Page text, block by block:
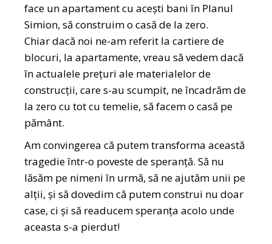
face un apartament cu acești bani în Planul
Simion, să construim o casă de la zero.
Chiar dacă noi ne-am referit la cartiere de
blocuri, la apartamente, vreau să vedem dacă
în actualele prețuri ale materialelor de
construcții, care s-au scumpit, ne încadrăm de
la zero cu tot cu temelie, să facem o casă pe
pământ.
Am convingerea că putem transforma această
tragedie într-o poveste de speranță. Să nu
lăsăm pe nimeni în urmă, să ne ajutăm unii pe
alții, și să dovedim că putem construi nu doar
case, ci și să readucem speranța acolo unde
aceasta s-a pierdut!